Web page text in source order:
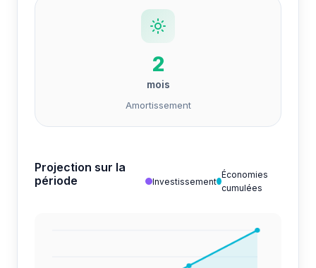
2
mois
Amortissement
Projection sur la
période
Investissement
Économies
cumulées